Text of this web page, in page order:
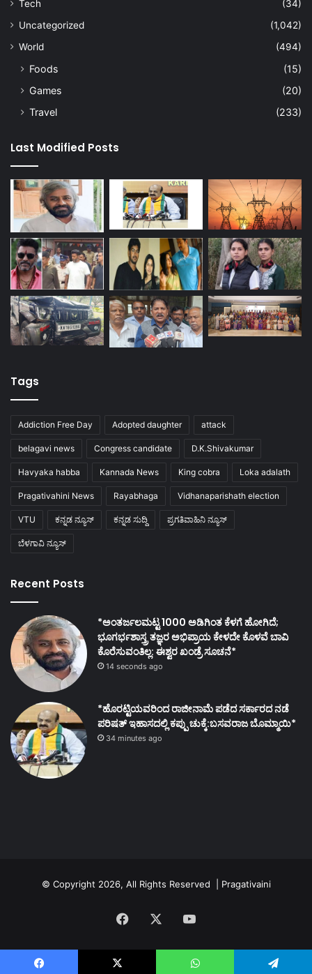
Tech
(34)
Uncategorized
(1,042)
World
(494)
Foods
(15)
Games
(20)
Travel
(233)
Last Modified Posts
Tags
Addiction Free Day Adopted daughter attack
belagavi news Congress candidate D.K.Shivakumar
Havyaka habba Kannada News King cobra Loka adalath
Pragativahini News Rayabhaga Vidhanaparishath election
VTU ಕನ್ನಡ ನ್ಯೂಸ್ ಕನ್ನಡ ಸುದ್ದಿ ಪ್ರಗತಿವಾಹಿನಿ ನ್ಯೂಸ್
ಬೆಳಗಾವಿ ನ್ಯೂಸ್
Recent Posts
*ಅಂತರ್ಜಲಮಟ್ಟ 1000 ಅಡಿಗಿಂತ ಕೆಳಗೆ ಹೋಗಿದೆ;
ಭೂಗರ್ಭಶಾಸ್ತ್ರ ತಜ್ಞರ ಅಭಿಪ್ರಾಯ ಕೇಳದೇ ಕೊಳವೆ ಬಾವಿ
ಕೊರೆಸುವಂತಿಲ್ಲ: ಈಶ್ವರ ಖಂಡ್ರೆ ಸೂಚನೆ*
14 seconds ago
*ಹೊರಟ್ಟಿಯವರಿಂದ ರಾಜೀನಾಮೆ ಪಡೆದ ಸರ್ಕಾರದ ನಡೆ
ಪರಿಷತ್ ಇಹಾಸದಲ್ಲಿ ಕಪ್ಪು ಚುಕ್ಕೆ:ಬಸವರಾಜ ಬೊಮ್ಮಾಯಿ*
34 minutes ago
© Copyright 2026, All Rights Reserved | Pragativaini
Facebook